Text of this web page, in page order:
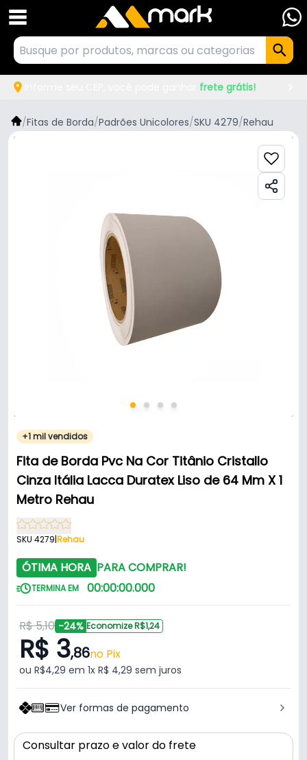
frete grátis!
/Fitas de Borda/Padrões Unicolores/SKU 4279/Rehau
+1 mil vendidos
Fita de Borda Pvc Na Cor Titânio Cristallo
Cinza Itália Lacca Duratex Liso de 64 Mm X 1
Metro Rehau
SKU 4279|Rehau
ÓTIMA HORA PARA COMPRAR!
TERMINA EM 00:00:00.000
R$ 5,10 -24% Economize R$1,24
R$ 3,86no Pix
ou R$4,29 em 1x R$ 4,29 sem juros
Ver formas de pagamento
Consultar prazo e valor do frete